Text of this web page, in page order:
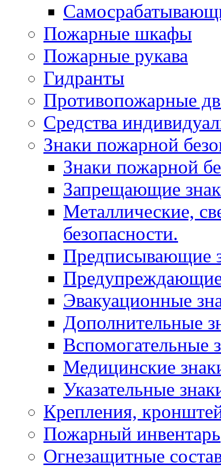
Пожарные шкафы
Пожарные рукава
Гидранты
Противопожарные
Средства
Знаки пожарной
Знаки пожарной
Запрещающие
Металлические,
безопасности.
Предписывающие
Эвакуационные
Дополнительные
Вспомогательные
Медицинские
Указательные
Крепления,
Пожарный инвентарь
Огнезащитные